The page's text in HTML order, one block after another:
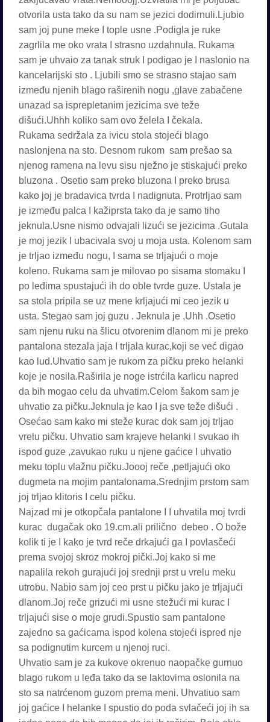
otvorila usta tako da su nam se jezici dodirnuli.Ljubio
sam joj pune meke I tople usne .Podigla je ruke
zagrlila me oko vrata I strasno uzdahnula. Rukama
sam je uhvaio za tanak struk I podigao je I naslonio na
kancelarijski sto . Ljubili smo se strasno stajao sam
između njenih blago raširenih nogu ,glave zabačene
unazad sa isprepletanim jezicima sve teže
dišući.Uhhh koliko sam ovo želela I čekala.
Rukama sedržala za ivicu stola stojeći blago
naslonjena na sto. Desnom rukom sam prešao sa
njenog ramena na levu sisu nježno je stiskajući preko
bluzona . Osetio sam preko bluzona I preko brusa
kako joj je bradavica tvrda I nadignuta. Protrljao sam
je između palca I kažiprsta tako da je samo tiho
jeknula.Usne nismo odvajali lizući se jezicima .Gutala
je moj jezik I ubacivala svoj u moja usta. Kolenom sam
je trljao između nogu, I sama se trljajući o moje
koleno. Rukama sam je milovao po sisama stomaku I
po leđima spustajući ih do oble tvrde guze. Ustala je
sa stola pripila se uz mene krljajući mi ceo jezik u
usta. Stegao sam joj guzu . Jeknula je ,Uhh .Osetio
sam njenu ruku na šlicu otvorenim dlanom mi je preko
pantalona stezala jaja I trljala kurac,koji se već digao
kao lud.Uhvatio sam je rukom za pičku preko helanki
koje je nosila.Raširila je noge istrćila karlicu napred
da bih mogao celu da uhvatim.Celom šakom sam je
uhvatio za pičku.Jeknula je kao I ja sve teže dišući .
Osećao sam kako mi steže kurac dok sam joj trljao
vrelu pičku. Uhvatio sam krajeve helanki I svukao ih
ispod guze ,zavukao ruku u njene gaćice I uhvatio
meku toplu vlažnu pičku.Joooj reče ,petljajući oko
dugmeta na mojim pantalonama.Srednjim prstom sam
joj trljao klitoris I celu pičku.
Najzad mi je otkopčala pantalone I I uhvatila moj tvrdi
kurac dugačak oko 19.cm.ali prilično debeo . O bože
kolik ti je I kako je tvrd reče drkajući ga I povlasčeći
prema svojoj skroz mokroj pički.Joj kako si me
napalila rekoh gurajući joj srednji prst u vrelu meku
utrobu. Nabio sam joj ceo prst u pičku jako je trljajući
dlanom.Joj reče grizući mi usne stežući mi kurac I
trljajući sise o moje grudi.Spustio sam pantalone
zajedno sa gaćicama ispod kolena stojeći ispred nje
sa podignutim kurcem u njenoj ruci.
Uhvatio sam je za kukove okrenuo naopačke gurnuo
blago rukom u leđa tako da se laktovima oslonila na
sto sa natrćenom guzom prema meni. Uhvatiuo sam
joj gaćice I helanke I spustio do poda svlačeći joj ih sa